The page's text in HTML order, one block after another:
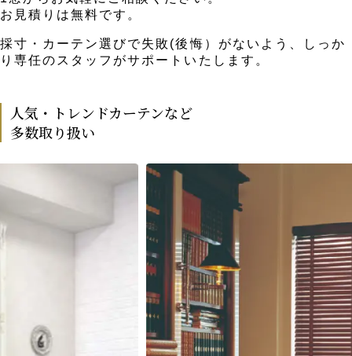
お見積りは無料です。
採寸・カーテン選びで失敗(後悔）がないよう、しっか
り専任のスタッフがサポートいたします。
人気・トレンドカーテンなど
多数取り扱い